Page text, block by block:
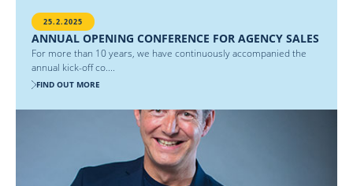
25.2.2025
ANNUAL OPENING CONFERENCE FOR AGENCY SALES
For more than 10 years, we have continuously accompanied the
annual kick-off co....
FIND OUT MORE